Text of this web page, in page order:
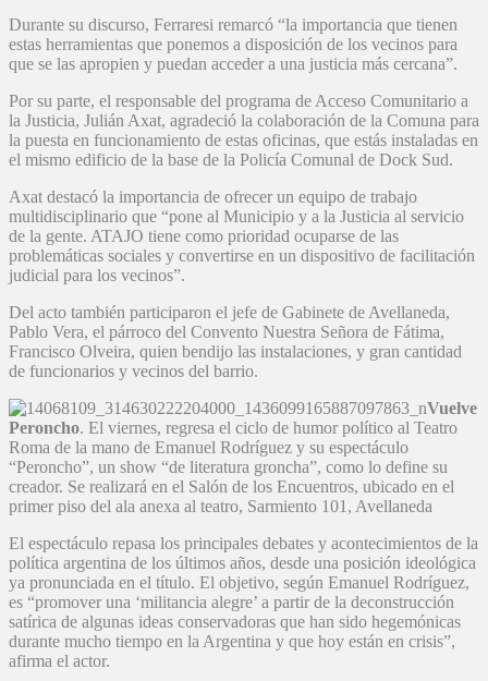
Durante su discurso, Ferraresi remarcó “la importancia que tienen
estas herramientas que ponemos a disposición de los vecinos para
que se las apropien y puedan acceder a una justicia más cercana”.
Por su parte, el responsable del programa de Acceso Comunitario a
la Justicia, Julián Axat, agradeció la colaboración de la Comuna para
la puesta en funcionamiento de estas oficinas, que estás instaladas en
el mismo edificio de la base de la Policía Comunal de Dock Sud.
Axat destacó la importancia de ofrecer un equipo de trabajo
multidisciplinario que “pone al Municipio y a la Justicia al servicio
de la gente. ATAJO tiene como prioridad ocuparse de las
problemáticas sociales y convertirse en un dispositivo de facilitación
judicial para los vecinos”.
Del acto también participaron el jefe de Gabinete de Avellaneda,
Pablo Vera, el párroco del Convento Nuestra Señora de Fátima,
Francisco Olveira, quien bendijo las instalaciones, y gran cantidad
de funcionarios y vecinos del barrio.
Vuelve
Peroncho. El viernes, regresa el ciclo de humor político al Teatro
Roma de la mano de Emanuel Rodríguez y su espectáculo
“Peroncho”, un show “de literatura groncha”, como lo define su
creador. Se realizará en el Salón de los Encuentros, ubicado en el
primer piso del ala anexa al teatro, Sarmiento 101, Avellaneda
El espectáculo repasa los principales debates y acontecimientos de la
política argentina de los últimos años, desde una posición ideológica
ya pronunciada en el título. El objetivo, según Emanuel Rodríguez,
es “promover una ‘militancia alegre’ a partir de la deconstrucción
satírica de algunas ideas conservadoras que han sido hegemónicas
durante mucho tiempo en la Argentina y que hoy están en crisis”,
afirma el actor.